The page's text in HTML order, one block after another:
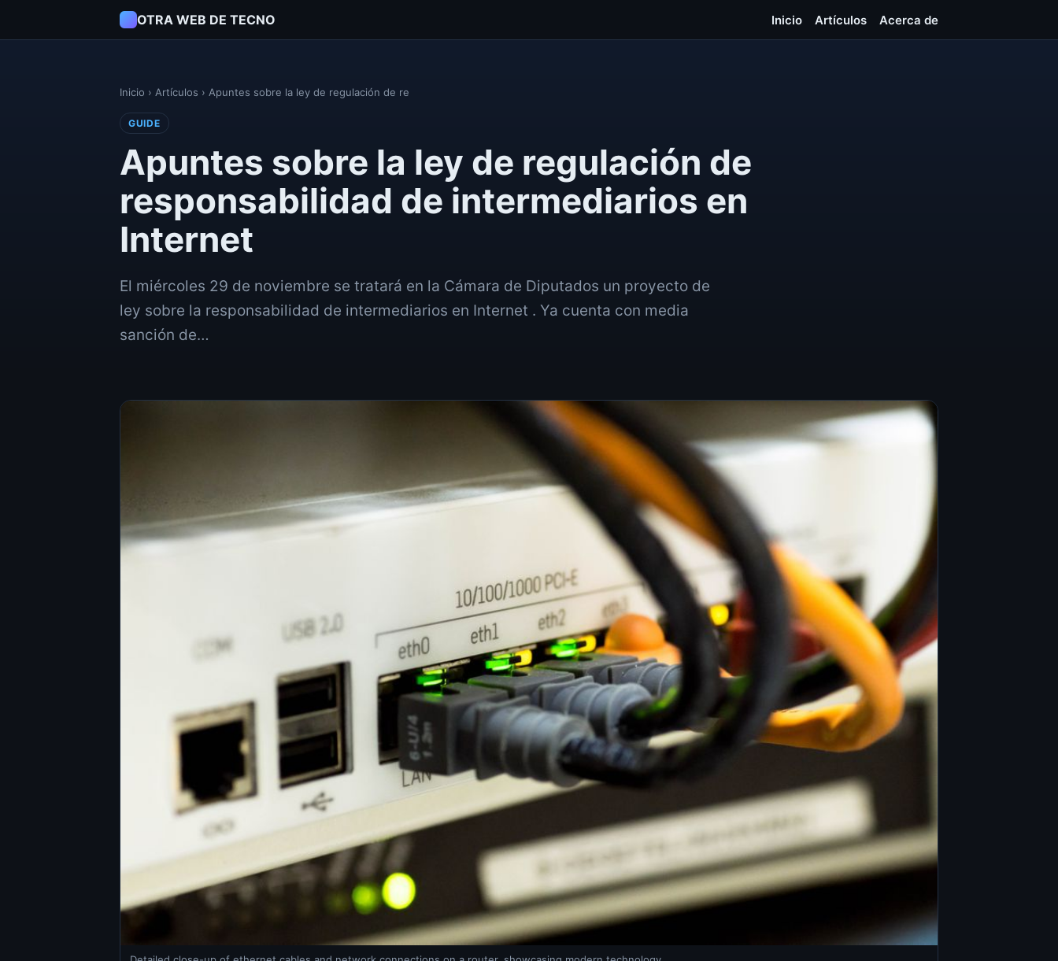
OTRA WEB DE TECNO Inicio Artículos Acerca de
Inicio › Artículos › Apuntes sobre la ley de regulación de re
GUIDE
Apuntes sobre la ley de regulación de
responsabilidad de intermediarios en
Internet
El miércoles 29 de noviembre se tratará en la Cámara de Diputados un proyecto de
ley sobre la responsabilidad de intermediarios en Internet . Ya cuenta con media
sanción de…